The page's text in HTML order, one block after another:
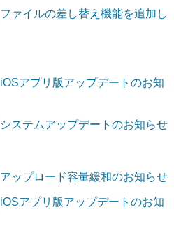
ファイルの差し替え機能を追加し
iOSアプリ版アップデートのお知
システムアップデートのお知らせ
アップロード容量緩和のお知らせ
iOSアプリ版アップデートのお知